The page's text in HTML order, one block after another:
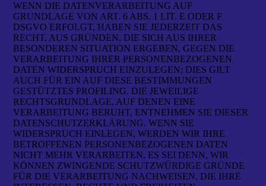
WENN DIE DATENVERARBEITUNG AUF
GRUNDLAGE VON ART. 6 ABS. 1 LIT. E ODER F
DSGVO ERFOLGT, HABEN SIE JEDERZEIT DAS
RECHT, AUS GRÜNDEN, DIE SICH AUS IHRER
BESONDEREN SITUATION ERGEBEN, GEGEN DIE
VERARBEITUNG IHRER PERSONENBEZOGENEN
DATEN WIDERSPRUCH EINZULEGEN; DIES GILT
AUCH FÜR EIN AUF DIESE BESTIMMUNGEN
GESTÜTZTES PROFILING. DIE JEWEILIGE
RECHTSGRUNDLAGE, AUF DENEN EINE
VERARBEITUNG BERUHT, ENTNEHMEN SIE DIESER
DATENSCHUTZERKLÄRUNG. WENN SIE
WIDERSPRUCH EINLEGEN, WERDEN WIR IHRE
BETROFFENEN PERSONENBEZOGENEN DATEN
NICHT MEHR VERARBEITEN, ES SEI DENN, WIR
KÖNNEN ZWINGENDE SCHUTZWÜRDIGE GRÜNDE
FÜR DIE VERARBEITUNG NACHWEISEN, DIE IHRE